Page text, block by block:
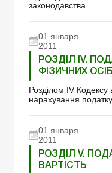
законодавства.
01 января
2011
РОЗДІЛ IV.
ФІЗИЧНИХ ОСІБ
Розділом ІV
нарахування
01 января
2011
РОЗДІЛ V.
ВАРТІСТЬ